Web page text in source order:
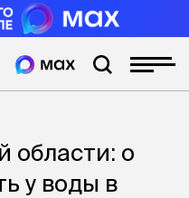
области: о
у воды в